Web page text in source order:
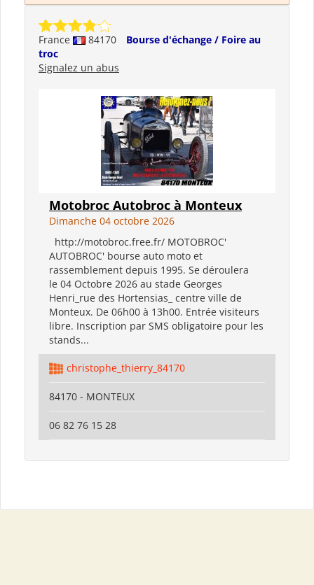
France 84170
Bourse d'échange / Foire au
troc
Signalez un abus
Motobroc Autobroc à Monteux
Dimanche 04 octobre 2026
http://motobroc.free.fr/ MOTOBROC'
AUTOBROC' bourse auto moto et
rassemblement depuis 1995. Se déroulera
le 04 Octobre 2026 au stade Georges
Henri_rue des Hortensias_ centre ville de
Monteux. De 06h00 à 13h00. Entrée visiteurs
libre. Inscription par SMS obligatoire pour les
stands...
christophe_thierry_84170
84170 - MONTEUX
06 82 76 15 28